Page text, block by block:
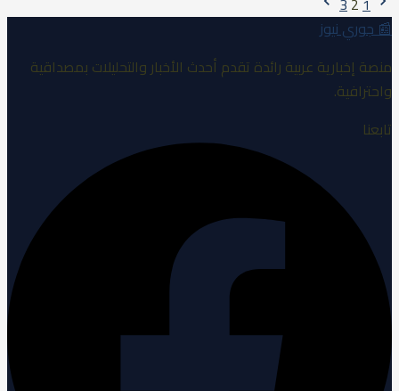
📰جوري نيوز
منصة إخبارية عربية رائدة تقدم أحدث الأخبار والتحليلات بمصداقية
واحترافية.
تابعنا